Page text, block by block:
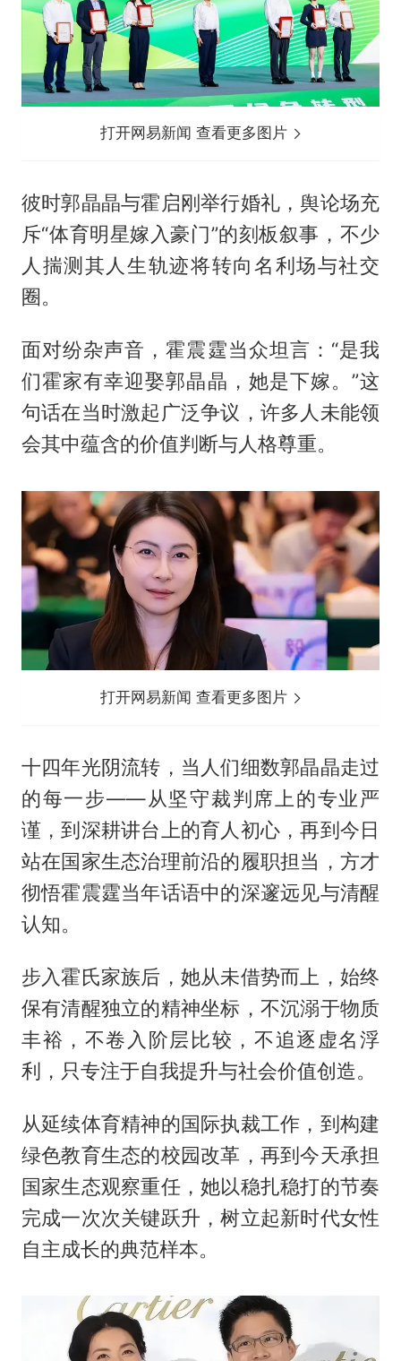
打开网易新闻 查看更多图片
彼时郭晶晶与霍启刚举行婚礼，舆论场充
斥“体育明星嫁入豪门”的刻板叙事，不少
人揣测其人生轨迹将转向名利场与社交
圈。
面对纷杂声音，霍震霆当众坦言：“是我
们霍家有幸迎娶郭晶晶，她是下嫁。”这
句话在当时激起广泛争议，许多人未能领
会其中蕴含的价值判断与人格尊重。
打开网易新闻 查看更多图片
十四年光阴流转，当人们细数郭晶晶走过
的每一步——从坚守裁判席上的专业严
谨，到深耕讲台上的育人初心，再到今日
站在国家生态治理前沿的履职担当，方才
彻悟霍震霆当年话语中的深邃远见与清醒
认知。
步入霍氏家族后，她从未借势而上，始终
保有清醒独立的精神坐标，不沉溺于物质
丰裕，不卷入阶层比较，不追逐虚名浮
利，只专注于自我提升与社会价值创造。
从延续体育精神的国际执裁工作，到构建
绿色教育生态的校园改革，再到今天承担
国家生态观察重任，她以稳扎稳打的节奏
完成一次次关键跃升，树立起新时代女性
自主成长的典范样本。